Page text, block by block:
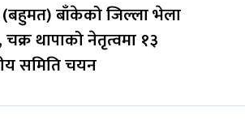
बाँकेको जिल्ला भेला
चक्र थापाको नेतृत्वमा १३
समिति चयन